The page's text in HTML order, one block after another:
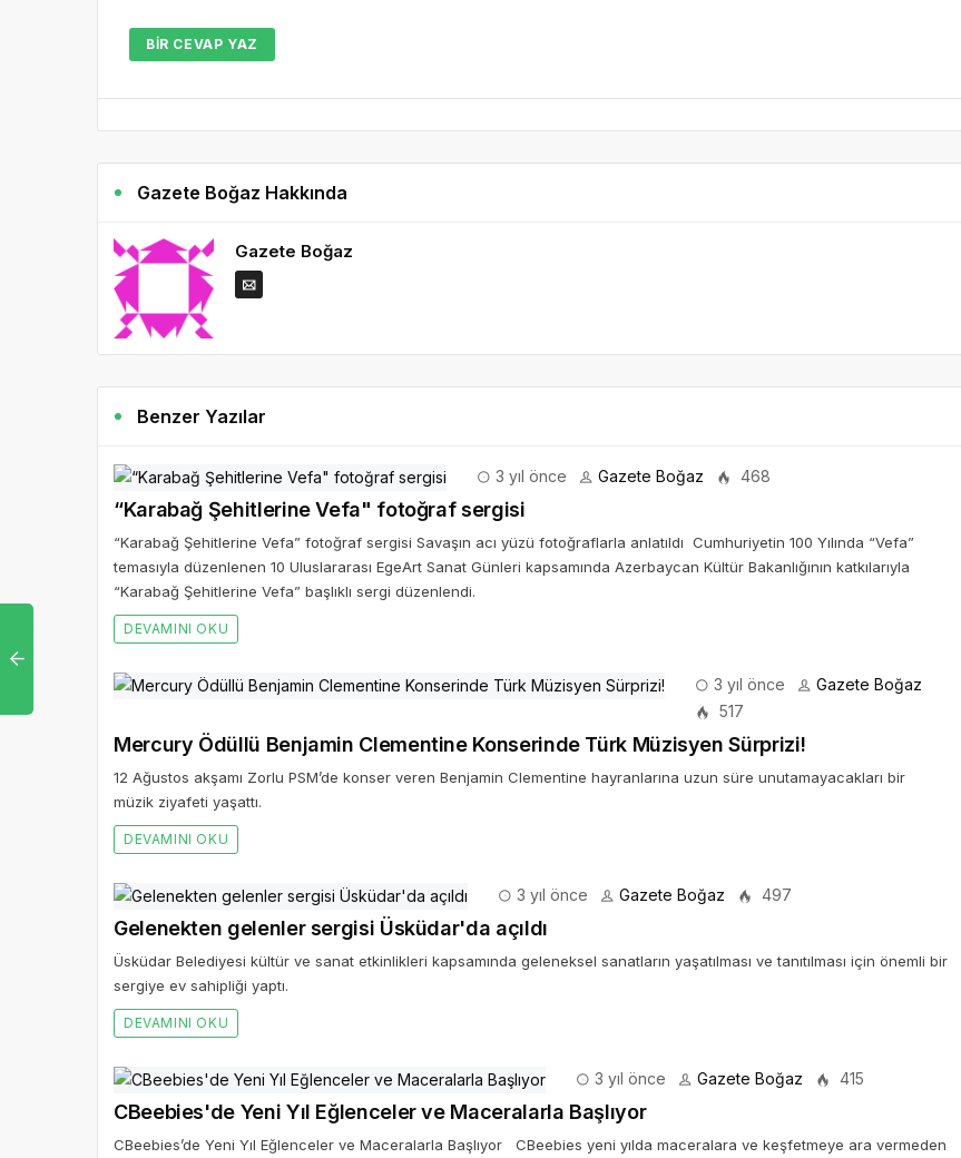
BIR CEVAP YAZ
Gazete Boğaz Hakkında
Gazete Boğaz
Benzer Yazılar
3 yıl önce Gazete Boğaz 468
“Karabağ Şehitlerine Vefa" fotoğraf sergisi
“Karabağ Şehitlerine Vefa” fotoğraf sergisi Savaşın acı yüzü fotoğraflarla anlatıldı Cumhuriyetin 100 Yılında “Vefa”
temasıyla düzenlenen 10 Uluslararası EgeArt Sanat Günleri kapsamında Azerbaycan Kültür Bakanlığının katkılarıyla
“Karabağ Şehitlerine Vefa” başlıklı sergi düzenlendi.
DEVAMINI OKU
3 yıl önce
Gazete Boğaz
517
Mercury Ödüllü Benjamin Clementine Konserinde Türk Müzisyen Sürprizi!
12 Ağustos akşamı Zorlu PSM’de konser veren Benjamin Clementine hayranlarına uzun süre unutamayacakları bir
müzik ziyafeti yaşattı.
DEVAMINI OKU
3 yıl önce Gazete Boğaz 497
Gelenekten gelenler sergisi Üsküdar'da açıldı
Üsküdar Belediyesi kültür ve sanat etkinlikleri kapsamında geleneksel sanatların yaşatılması ve tanıtılması için önemli bir
sergiye ev sahipliği yaptı.
DEVAMINI OKU
3 yıl önce Gazete Boğaz 415
CBeebies'de Yeni Yıl Eğlenceler ve Maceralarla Başlıyor
CBeebies’de Yeni Yıl Eğlenceler ve Maceralarla Başlıyor CBeebies yeni yılda maceralara ve keşfetmeye ara vermeden